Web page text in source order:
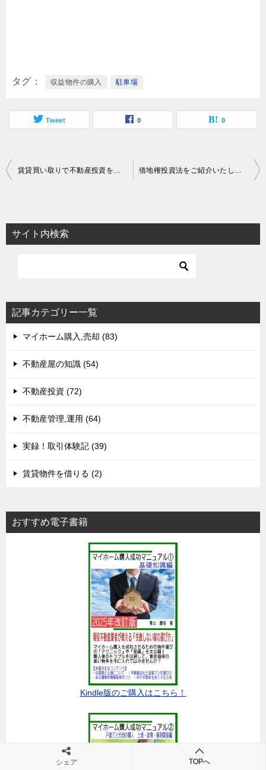
タグ 収益物件の購入 駐車場
Tweet 0 0
投
ビ
ゲ
ョ
ン
サイト内検索
記事カテゴリー一覧
マイホーム購入,売却 (83)
不動産屋の知識 (54)
不動産投資 (72)
不動産管理,運用 (64)
実録！取引体験記 (39)
賃貸物件を借りる (2)
おすすめ電子書籍
Kindle版のご購入はこちら！
シェア TOPへ